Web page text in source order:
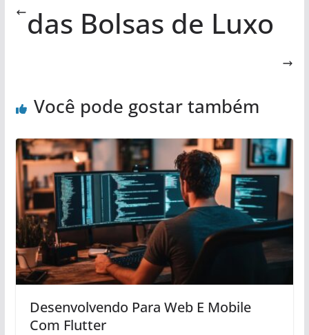
das Bolsas de Luxo
Você pode gostar também
Desenvolvendo Para Web E Mobile
Com Flutter